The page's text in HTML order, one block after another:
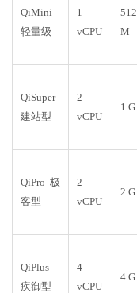
QiMini-
轻量级
1
vCPU
512
M
QiSuper-
建站型
2
vCPU
1 G
QiPro-极
客型
2
vCPU
2 G
QiPlus-
疾御型
4
vCPU
4 G